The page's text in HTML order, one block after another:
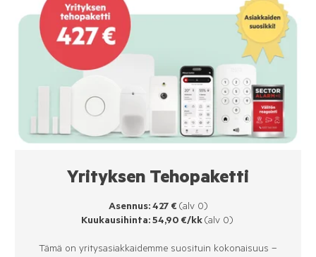
Yrityksen Tehopaketti
Asennus: 427 € (alv 0)
Kuukausihinta: 54,90 €/kk(alv 0)
Tämä on yritysasiakkaidemme suosituin kokonaisuus –